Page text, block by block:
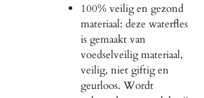
100% veilig en gezond
materiaal: deze waterfles
is gemaakt van
voedselveilig materiaal,
veilig, niet giftig en
geurloos. Wordt